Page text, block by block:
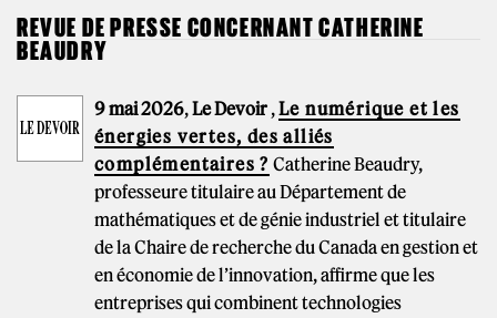
REVUE DE PRESSE CONCERNANT CATHERINE
BEAUDRY
9 mai 2026,Le Devoir ,Le numérique et les
énergies vertes, des alliés
complémentaires ? Catherine Beaudry,
professeure titulaire au Département de
mathématiques et de génie industriel et titulaire
de la Chaire de recherche du Canada en gestion et
en économie de l’innovation, affirme que les
entreprises qui combinent technologies